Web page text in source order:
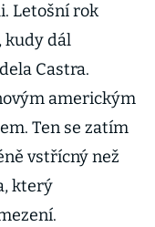
Letošní rok
kudy dál
Castra.
americkým
Ten se zatím
vstřícný než
který